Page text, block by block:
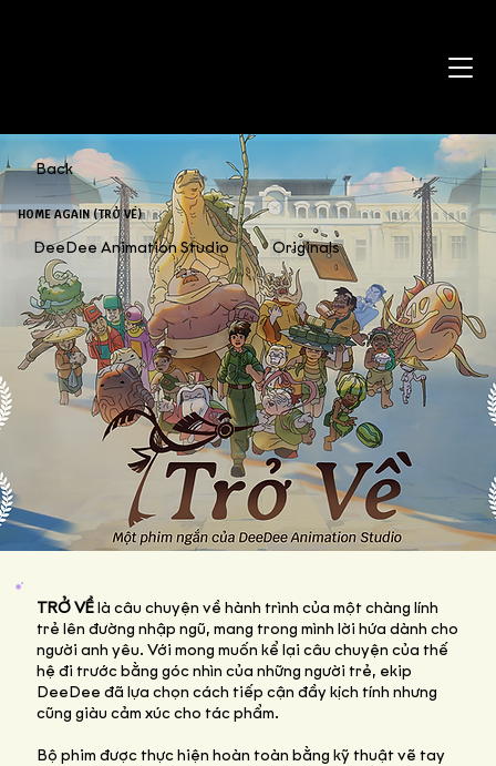
Back
HOME AGAIN (TRỞ VỀ)
DeeDee Animation Studio Originals
TRỞ VỀ là câu chuyện về hành trình của một chàng lính
trẻ lên đường nhập ngũ, mang trong mình lời hứa dành cho
người anh yêu. Với mong muốn kể lại câu chuyện của thế
hệ đi trước bằng góc nhìn của những người trẻ, ekip
DeeDee đã lựa chọn cách tiếp cận đầy kịch tính nhưng
cũng giàu cảm xúc cho tác phẩm.
Bộ phim được thực hiện hoàn toàn bằng kỹ thuật vẽ tay